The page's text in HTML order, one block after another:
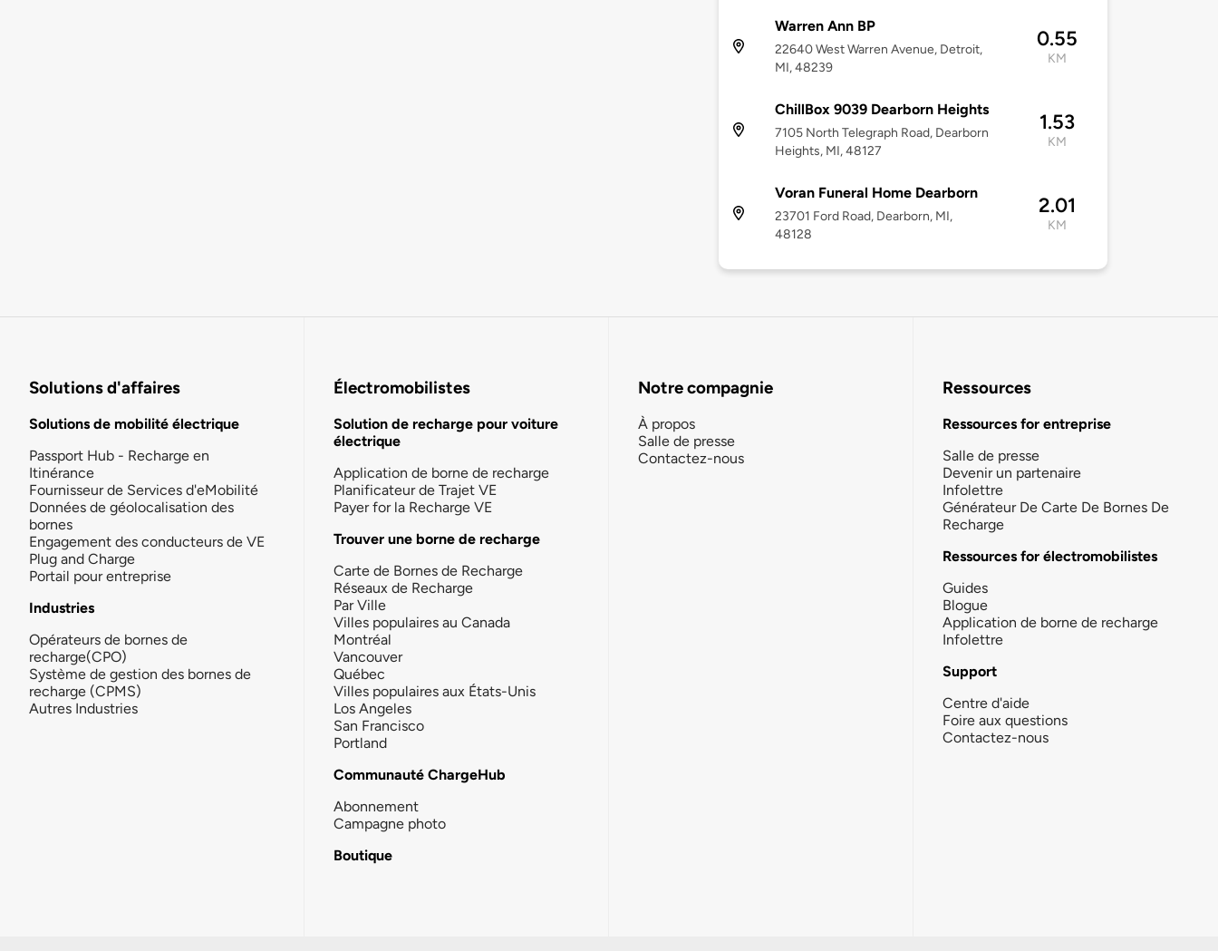
Warren Ann BP
22640 West Warren Avenue, Detroit,
MI, 48239
0.55
KM
ChillBox 9039 Dearborn Heights
7105 North Telegraph Road, Dearborn
Heights, MI, 48127
1.53
KM
Voran Funeral Home Dearborn
23701 Ford Road, Dearborn, MI,
48128
2.01
KM
Solutions d'affaires
Solutions de mobilité électrique
Passport Hub - Recharge en
Itinérance
Fournisseur de Services d'eMobilité
Données de géolocalisation des
bornes
Engagement des conducteurs de VE
Plug and Charge
Portail pour entreprise
Industries
Opérateurs de bornes de
recharge(CPO)
Système de gestion des bornes de
recharge (CPMS)
Autres Industries
Électromobilistes
Solution de recharge pour voiture
électrique
Application de borne de recharge
Planificateur de Trajet VE
Payer for la Recharge VE
Trouver une borne de recharge
Carte de Bornes de Recharge
Réseaux de Recharge
Par Ville
Villes populaires au Canada
Montréal
Vancouver
Québec
Villes populaires aux États-Unis
Los Angeles
San Francisco
Portland
Communauté ChargeHub
Abonnement
Campagne photo
Boutique
Notre compagnie
À propos
Salle de presse
Contactez-nous
Ressources
Ressources for entreprise
Salle de presse
Devenir un partenaire
Infolettre
Générateur De Carte De Bornes De
Recharge
Ressources for électromobilistes
Guides
Blogue
Application de borne de recharge
Infolettre
Support
Centre d'aide
Foire aux questions
Contactez-nous